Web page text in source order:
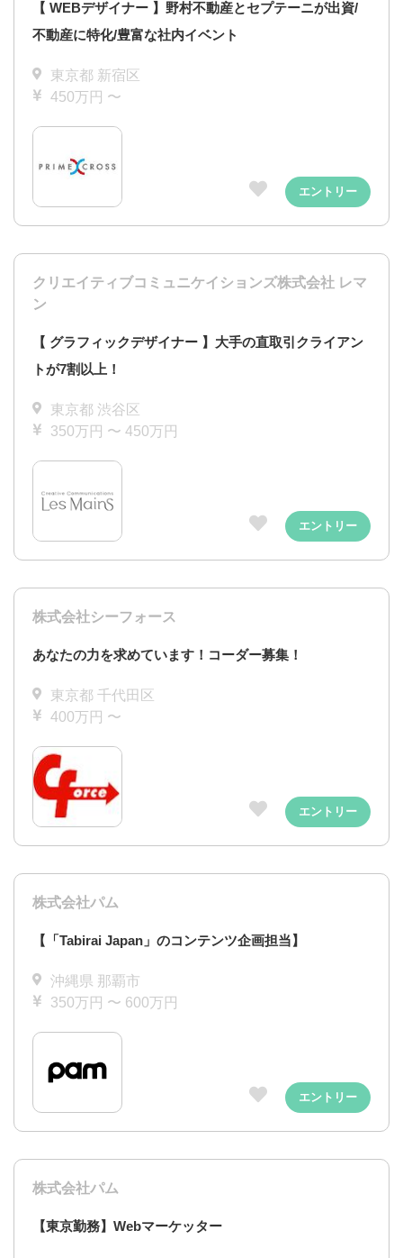
【 WEBデザイナー 】野村不動産とセプテーニが出資/
不動産に特化/豊富な社内イベント
東京都 新宿区
450万円 〜
エントリー
クリエイティブコミュニケイションズ株式会社 レマ
ン
【 グラフィックデザイナー 】大手の直取引クライアン
トが7割以上！
東京都 渋谷区
350万円 〜 450万円
エントリー
株式会社シーフォース
あなたの力を求めています！コーダー募集！
東京都 千代田区
400万円 〜
エントリー
株式会社パム
【「Tabirai Japan」のコンテンツ企画担当】
沖縄県 那覇市
350万円 〜 600万円
エントリー
株式会社パム
【東京勤務】Webマーケッター